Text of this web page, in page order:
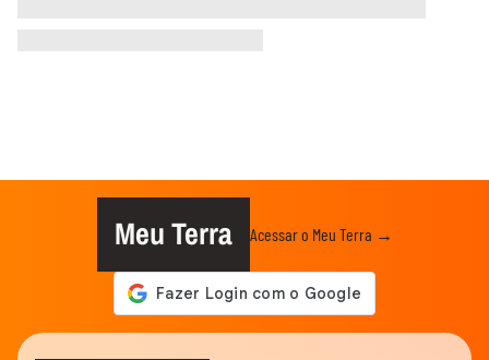
Meu Terra Acessar o Meu Terra →